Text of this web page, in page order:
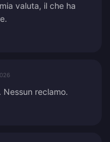
valuta, il che ha
reclamo.